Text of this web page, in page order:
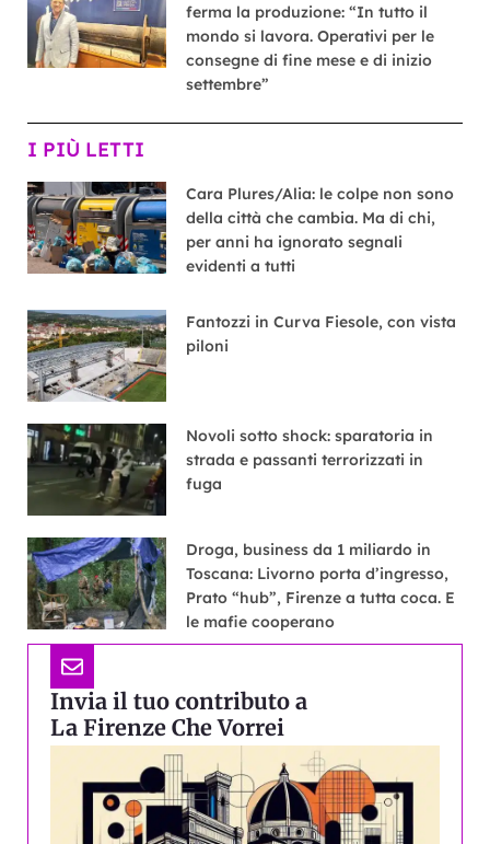
ferma la produzione: “In tutto il
mondo si lavora. Operativi per le
consegne di fine mese e di inizio
settembre”
I PIÙ LETTI
Cara Plures/Alia: le colpe non sono
della città che cambia. Ma di chi,
per anni ha ignorato segnali
evidenti a tutti
Fantozzi in Curva Fiesole, con vista
piloni
Novoli sotto shock: sparatoria in
strada e passanti terrorizzati in
fuga
Droga, business da 1 miliardo in
Toscana: Livorno porta d’ingresso,
Prato “hub”, Firenze a tutta coca. E
le mafie cooperano
Invia il tuo contributo a
La Firenze Che Vorrei